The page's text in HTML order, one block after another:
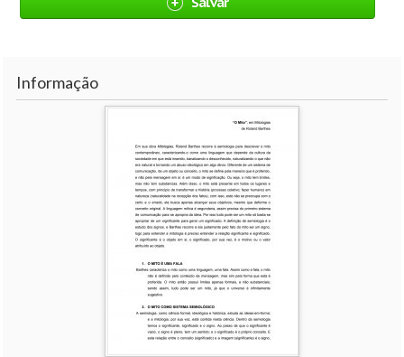
Informação